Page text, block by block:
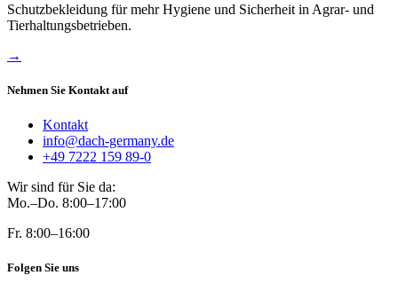
Schutzbekleidung für mehr Hygiene und Sicherheit in Agrar- und
Tierhaltungsbetrieben.
→
Nehmen Sie Kontakt auf
Kontakt
info@dach-germany.de
+49 7222 159 89-0
Wir sind für Sie da:
Mo.–Do. 8:00–17:00
Fr. 8:00–16:00
Folgen Sie uns